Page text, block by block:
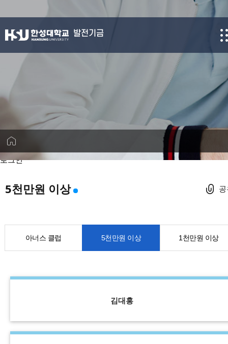
로그인
발전기금
5천만원 이상
아너스 클럽 5천만원 이상 1천만원 이상
김대홍